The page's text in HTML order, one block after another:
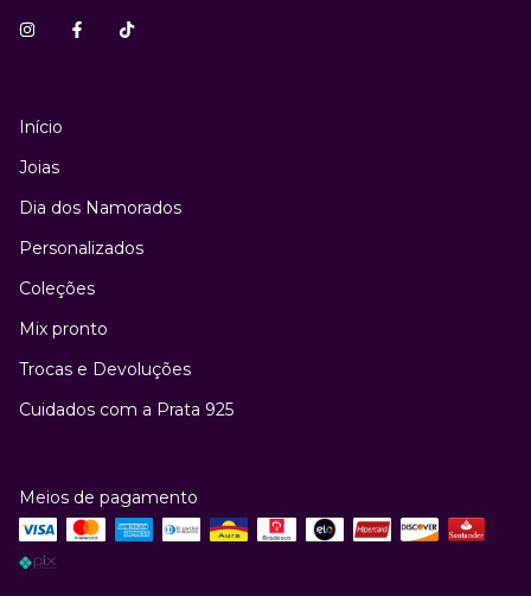
Início
Joias
Dia dos Namorados
Personalizados
Coleções
Mix pronto
Trocas e Devoluções
Cuidados com a Prata 925
Meios de pagamento